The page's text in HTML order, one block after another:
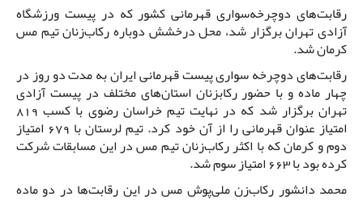
رقابت‌های دوچرخه‌سواری قهرمانی کشور که در پیست ورزشگاه
آزادی تهران برگزار شد، محل درخشش دوباره رکاب‌زنان تیم مس
کرمان شد.
رقابت‌های دوچرخه سواری پیست قهرمانی ایران به مدت دو روز در
چهار ماده و با حضور رکابزنان استان‌های مختلف در پیست آزادی
تهران برگزار شد که در نهایت تیم خراسان رضوی با کسب 819
امتیاز عنوان قهرمانی را از آن خود کرد. تیم لرستان با 679 امتیاز
دوم و کرمان که با اکثر رکاب‌زنان تیم مس در این مسابقات شرکت
کرده بود با 663 امتیاز سوم شد.
محمد دانشور رکاب‌زن ملی‌پوش مس در این رقابت‌ها در دو ماده